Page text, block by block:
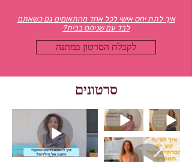
איך לתת יחס אישי לכל אחד מהתאומים גם כשאתם
לבד עם שניהם בבית?
לקבלת הסרטון במתנה
סרטונים